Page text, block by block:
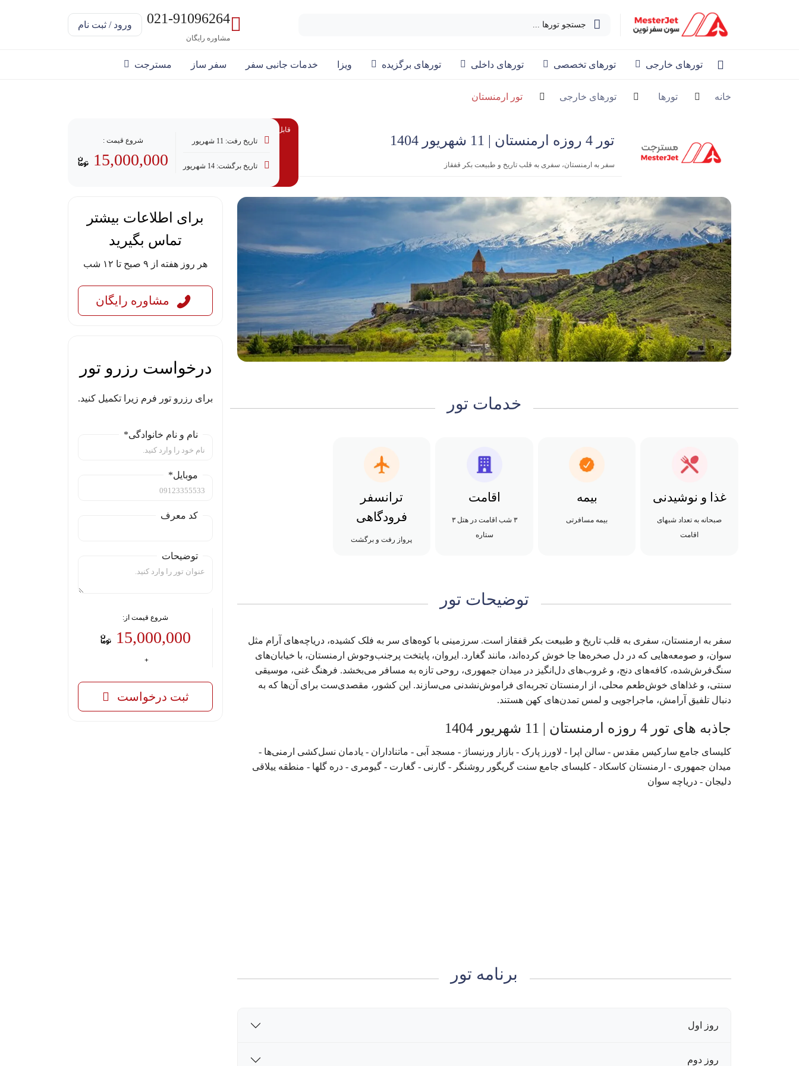
جستجو تورها ... 021-91096264
مشاوره رایگان
ورود / ثبت نام
تورهای خارجی تورهای تخصصی تورهای داخلی تورهای برگزیده ویزا خدمات جانبی سفر سفر ساز مسترجت
خانه تورها تورهای خارجی تور ارمنستان
تور 4 روزه ارمنستان | 11 شهریور 1404
سفر به ارمنستان، سفری به قلب تاریخ و طبیعت بکر قفقاز
قابل پرداخت با وام
تاریخ رفت: 11 شهریور
تاریخ برگشت: 14 شهریور
شروع قیمت :
15,000,000
خدمات تور
غذا و نوشیدنی
صبحانه به تعداد شبهای
اقامت
بیمه
بیمه مسافرتی
اقامت
۳ شب اقامت در هتل ۳
ستاره
ترانسفر
فرودگاهی
پرواز رفت و برگشت
توضیحات تور
سفر به ارمنستان، سفری به قلب تاریخ و طبیعت بکر قفقاز است. سرزمینی با کوه‌های سر به فلک کشیده، دریاچه‌های آرام مثل
سوان، و صومعه‌هایی که در دل صخره‌ها جا خوش کرده‌اند، مانند گغارد. ایروان، پایتخت پرجنب‌وجوش ارمنستان، با خیابان‌های
سنگ‌فرش‌شده، کافه‌های دنج، و غروب‌های دل‌انگیز در میدان جمهوری، روحی تازه به مسافر می‌بخشد. فرهنگ غنی، موسیقی
سنتی، و غذاهای خوش‌طعم محلی، از ارمنستان تجربه‌ای فراموش‌نشدنی می‌سازند. این کشور، مقصدی‌ست برای آن‌ها که به
دنبال تلفیق آرامش، ماجراجویی و لمس تمدن‌های کهن هستند.
جاذبه های تور 4 روزه ارمنستان | 11 شهریور 1404
کلیسای جامع سارکیس مقدس - سالن اپرا - لاورز پارک - بازار ورنیساژ - مسجد آبی - ماتناداران - یادمان نسل‌کشی ارمنی‌ها -
میدان جمهوری - ارمنستان کاسکاد - کلیسای جامع سنت گریگور روشنگر - گارنی - گغارت - گیومری - دره گلها - منطقه ییلاقی
دلیجان - دریاچه سوان
برنامه تور
روز اول
روز دوم
برای اطلاعات بیشتر
تماس بگیرید
هر روز هفته از ۹ صبح تا ۱۲ شب
مشاوره رایگان
درخواست رزرو تور
برای رزرو تور فرم زیرا تکمیل کنید.
نام و نام خانوادگی*
موبایل*
کد معرف
توضیحات
شروع قیمت از:
15,000,000
ثبت درخواست